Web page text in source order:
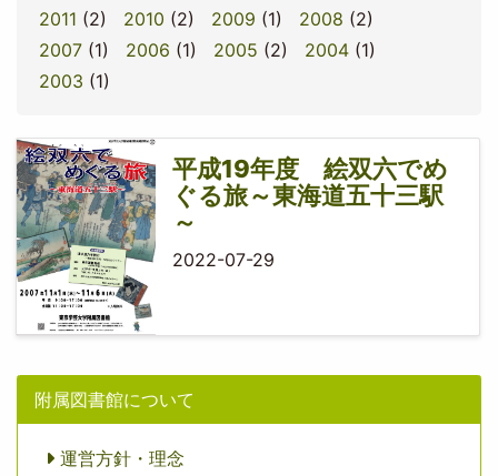
2011 (2) 2010 (2) 2009 (1) 2008 (2)
2007(1) 2006 (1) 2005 (2) 2004(1)
2003 (1)
平成19年度 絵双六でめ
ぐる旅～東海道五十三駅
～
2022-07-29
附属図書館について
運営方針・理念